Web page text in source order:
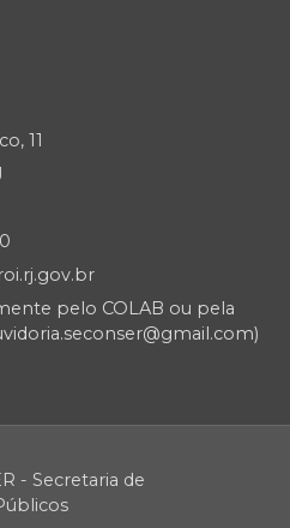
11
pelo COLAB ou pela
- Secretaria de